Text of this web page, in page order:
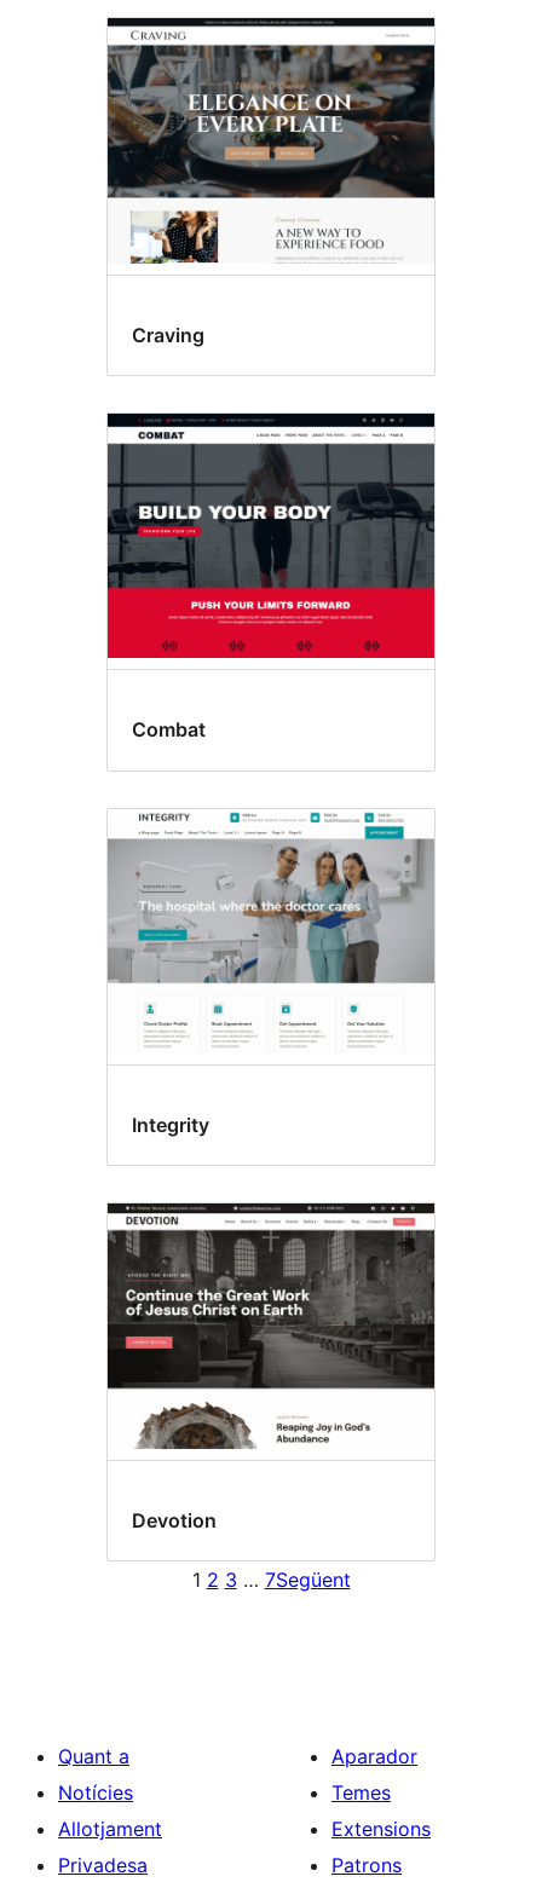
Craving
Combat
Integrity
Devotion
1 2 3 … 7Següent
Quant a
Notícies
Allotjament
Privadesa
Aparador
Temes
Extensions
Patrons